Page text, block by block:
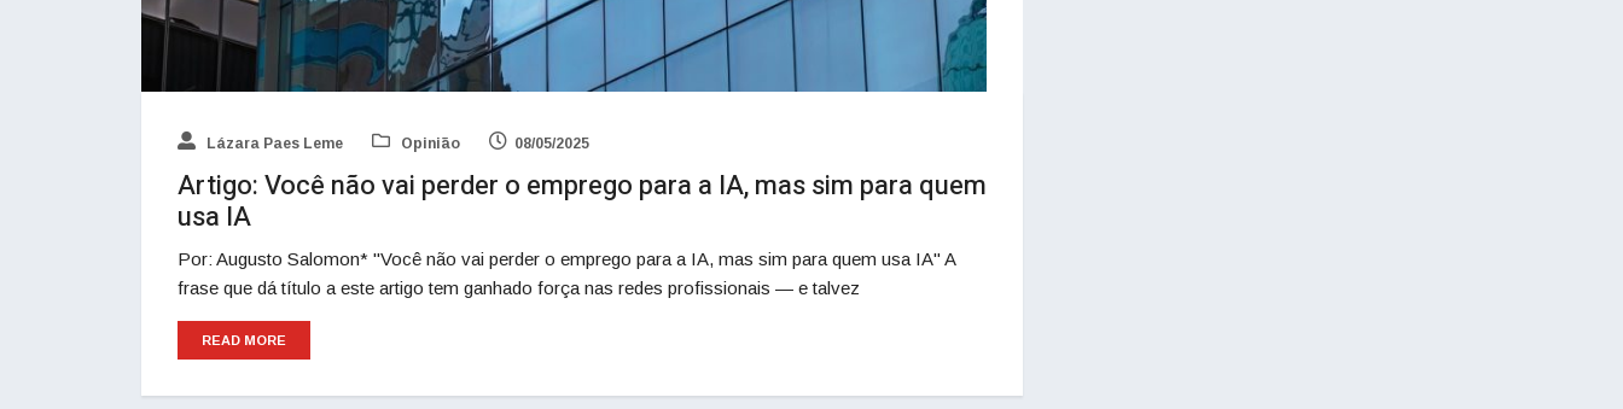
Lázara Paes Leme Opinião 08/05/2025
Artigo: Você não vai perder o emprego para a IA, mas sim para quem
usa IA
Por: Augusto Salomon* "Você não vai perder o emprego para a IA, mas sim para quem usa IA" A
frase que dá título a este artigo tem ganhado força nas redes profissionais — e talvez
READ MORE